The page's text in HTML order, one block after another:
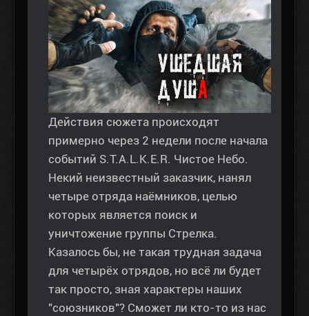
Действия сюжета происходят
примерно через 2 недели после начала
событий S.T.A.L.K.E.R. Чистое Небо.
Некий неизвестный заказчик, нанял
четыре отряда наёмников, целью
которых является поиск и
уничтожение группы Стрелка.
Казалось бы, не такая трудная задача
для четырёх отрядов, но всё ли будет
так просто, зная характеры наших
"союзников"? Сможет ли кто-то из нас